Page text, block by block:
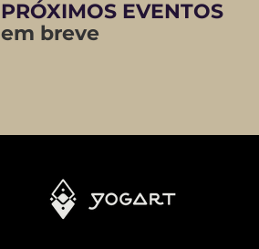
PRÓXIMOS EVENTOS
em breve